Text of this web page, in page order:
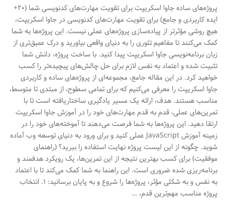
پروژه‌های ساده جاوا اسکریپت برای تقویت مهارت‌های کدنویسی شما (۲۰+
ایده کاربردی و جامع) برای تقویت مهارت‌های کدنویسی در جاوا اسکریپت،
هیچ روشی مؤثرتر از پیاده‌سازی پروژه‌های عملی نیست. این پروژه‌ها به شما
کمک می‌کنند تا مفاهیم تئوری را به دنیای واقعی بیاورید و درک عمیق‌تری از
زبان برنامه‌نویسی جاوا اسکریپت پیدا کنید. با ساخت پروژه، دانش شما
تثبیت شده و اعتماد به نفس لازم برای حل چالش‌های پیچیده‌تر را کسب
خواهید کرد. در این مقاله جامع، مجموعه‌ای از پروژه‌های ساده و کاربردی
جاوا اسکریپت را معرفی می‌کنیم که برای تمامی سطوح، از مبتدی تا متوسط،
مناسب هستند. هدف، ارائه یک مسیر یادگیری ساختاریافته است تا با
تمرین‌های عملی، قدم به قدم مهارت‌های خود را در آموزش جاوا اسکریپت
ارتقا دهید. این پروژه‌ها به شما فرصت می‌دهند تا آموخته‌های خود را در
زمینه آموزش JavaScript عملی کنید و برای ورود به دنیای توسعه وب آماده
شوید. چگونه از این لیست پروژه نهایت استفاده را ببرید؟ (راهنمای
موفقیت) برای کسب بهترین نتیجه از این تمرین‌ها، یک رویکرد هدفمند و
برنامه‌ریزی شده ضروری است. این راهنما به شما کمک می‌کند تا با اعتماد
به نفس و به شکلی مؤثر، پروژه‌ها را شروع و به پایان برسانید: ۱. انتخاب
پروژه مناسب مهم‌ترین قدم، …